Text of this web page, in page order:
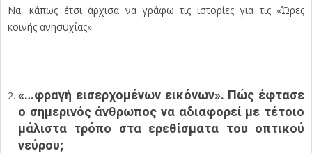
Να, κάπως έτσι άρχισα να γράφω τις ιστορίες για τις «Ώρες
κοινής ανησυχίας».
«…φραγή εισερχομένων εικόνων». Πώς έφτασε
ο σημερινός άνθρωπος να αδιαφορεί με τέτοιο
μάλιστα τρόπο στα ερεθίσματα του οπτικού
νεύρου;